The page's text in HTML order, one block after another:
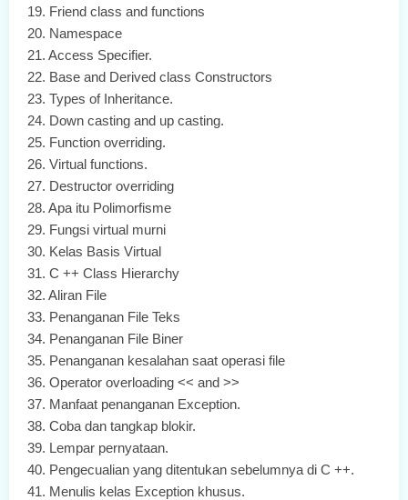
19. Friend class and functions
20. Namespace
21. Access Specifier.
22. Base and Derived class Constructors
23. Types of Inheritance.
24. Down casting and up casting.
25. Function overriding.
26. Virtual functions.
27. Destructor overriding
28. Apa itu Polimorfisme
29. Fungsi virtual murni
30. Kelas Basis Virtual
31. C ++ Class Hierarchy
32. Aliran File
33. Penanganan File Teks
34. Penanganan File Biner
35. Penanganan kesalahan saat operasi file
36. Operator overloading << and >>
37. Manfaat penanganan Exception.
38. Coba dan tangkap blokir.
39. Lempar pernyataan.
40. Pengecualian yang ditentukan sebelumnya di C ++.
41. Menulis kelas Exception khusus.